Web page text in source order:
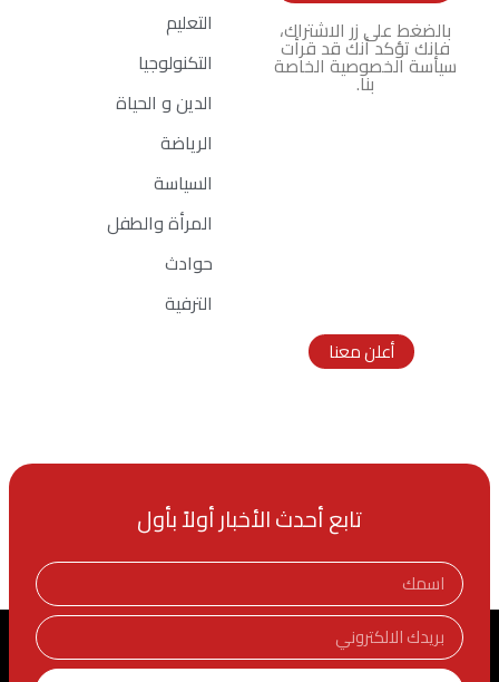
بالضغط على زر الاشتراك،
فإنك تؤكد أنك قد قرأت
سياسة الخصوصية الخاصة
بنا.
أعلن معنا
التعليم
التكنولوجيا
الدين و الحياة
الرياضة
السياسة
المرأة والطفل
حوادث
الترفية
تابع أحدث الأخبار أولاً بأول